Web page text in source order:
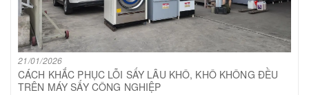
21/01/2026
CÁCH KHẮC PHỤC LỖI SẤY LÂU KHÔ, KHÔ KHÔNG ĐỀU
TRÊN MÁY SẤY CÔNG NGHIỆP